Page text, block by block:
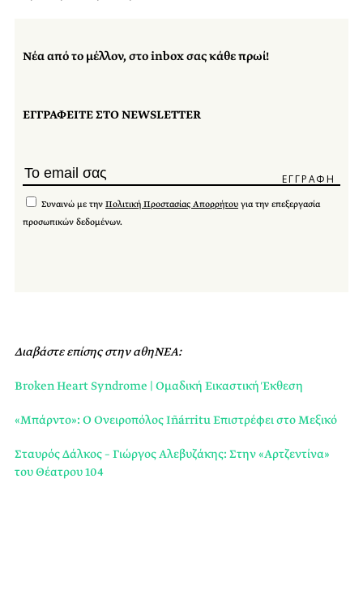
Νέα από το μέλλον, στο inbox σας κάθε πρωί!
ΕΓΓΡΑΦΕΙΤΕ ΣΤΟ NEWSLETTER
Συναινώ με την Πολιτική Προστασίας Απορρήτου για την επεξεργασία
προσωπικών δεδομένων.
Διαβάστε επίσης στην αθηΝΕΑ:
Broken Heart Syndrome | Ομαδική Εικαστική Έκθεση
«Μπάρντο»: Ο Ονειροπόλος Iñárritu Επιστρέφει στο Μεξικό
Σταυρός Δάλκος – Γιώργος Αλεβυζάκης: Στην «Αρτζεντίνα»
του Θέατρου 104